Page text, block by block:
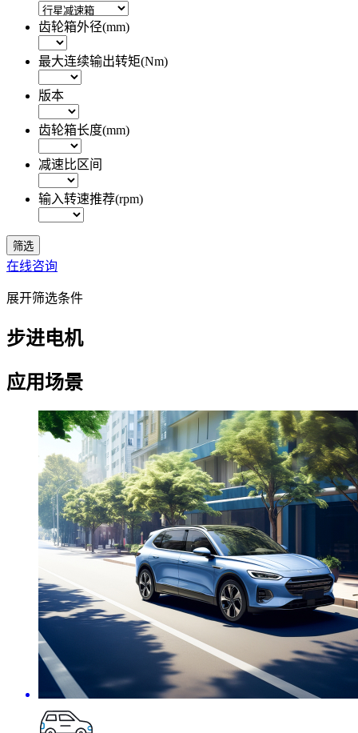
齿轮箱外径(mm)
最大连续输出转矩(Nm)
版本
齿轮箱长度(mm)
减速比区间
输入转速推荐(rpm)
在线咨询
展开筛选条件
步进电机
应用场景